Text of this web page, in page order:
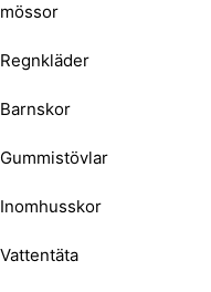
mössor
Regnkläder
Barnskor
Gummistövlar
Inomhusskor
Vattentäta